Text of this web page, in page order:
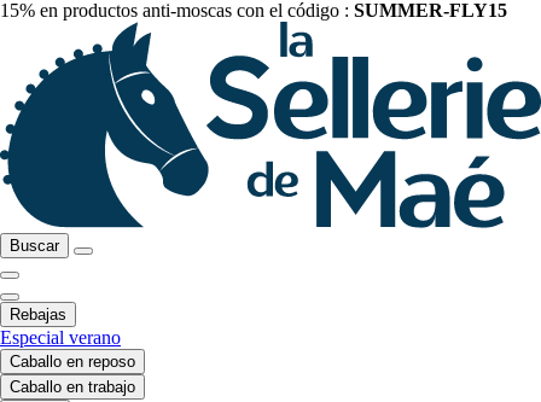
15% en productos anti-moscas con el código : SUMMER-FLY15
Buscar
Rebajas
Especial verano
Caballo en reposo
Caballo en trabajo